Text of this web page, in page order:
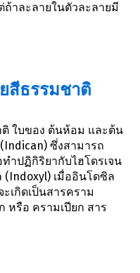
าละลายในตัวละลายมี
สีธรรมชาติ
ใบของ ต้นห้อม และต้น
ซึ่งสามารถ
ำปฏิกิริยากับไฮโดรเจน
(Indoxyl) เมื่ออินโดซิล
เกิดเป็นสารคราม
หรือ ครามเปียก สาร